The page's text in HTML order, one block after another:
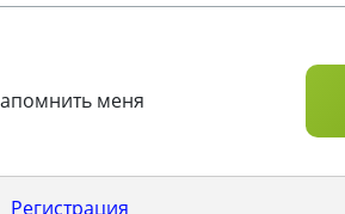
меня
Регистрация